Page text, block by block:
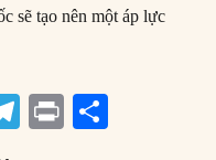
sẽ tạo nên một áp lực
T
P